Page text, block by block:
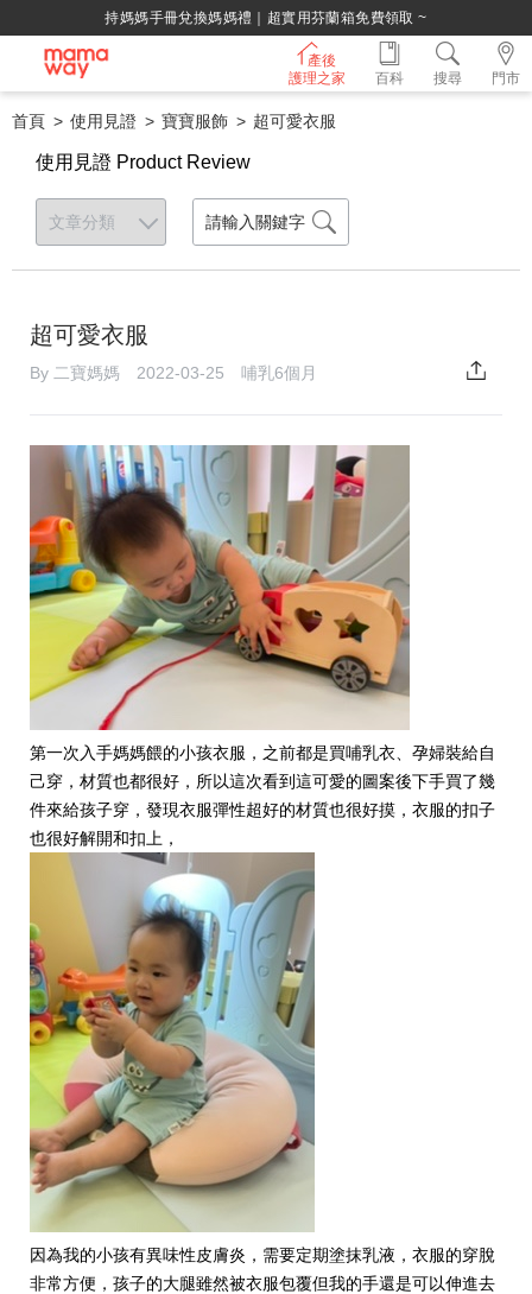
持媽媽手冊兌換媽媽禮｜超實用芬蘭箱免費領取 ~
產後
護理之家
門市
百科 搜尋
首頁 使用見證 寶寶服飾 超可愛衣服
使用見證 Product Review
超可愛衣服
By 二寶媽媽 2022-03-25 哺乳6個月
第一次入手媽媽餵的小孩衣服，之前都是買哺乳衣、孕婦裝給自
己穿，材質也都很好，所以這次看到這可愛的圖案後下手買了幾
件來給孩子穿，發現衣服彈性超好的材質也很好摸，衣服的扣子
也很好解開和扣上，
因為我的小孩有異味性皮膚炎，需要定期塗抹乳液，衣服的穿脫
非常方便，孩子的大腿雖然被衣服包覆但我的手還是可以伸進去